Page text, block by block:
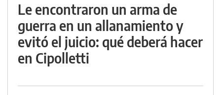
Le encontraron un arma de
guerra en un allanamiento y
evitó el juicio: qué deberá hacer
en Cipolletti